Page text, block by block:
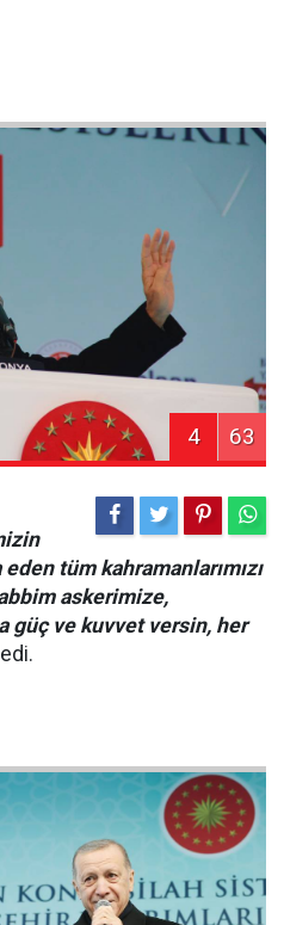
4 63
tüm kahramanlarımızı
askerimize,
güç ve kuvvet versin, her